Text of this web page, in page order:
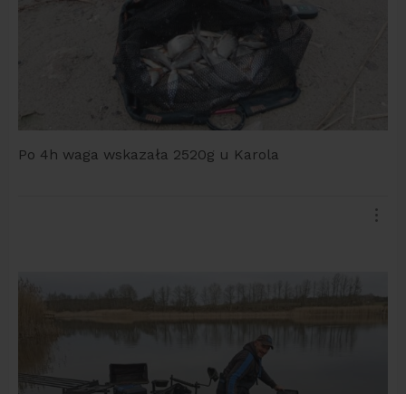
Po 4h waga wskazała 2520g u Karola